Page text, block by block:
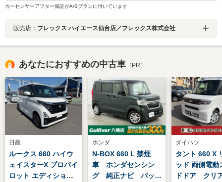
カーセンサーアフター保証がA/Bプランに付いています
販売店： フレックス ハイエース仙台店／フレックス株式会社
あなたにおすすめの中古車 ［PR］
日産
ルークス 660 ハイウ
ェイスターX プロパイ
ロット エディション
ホンダ
N-BOX 660 L 禁煙
車 ホンダセンシン
グ 純正ナビ バック
ダイハツ
タント 660 X
ッド 両側電動
ドドア クリ